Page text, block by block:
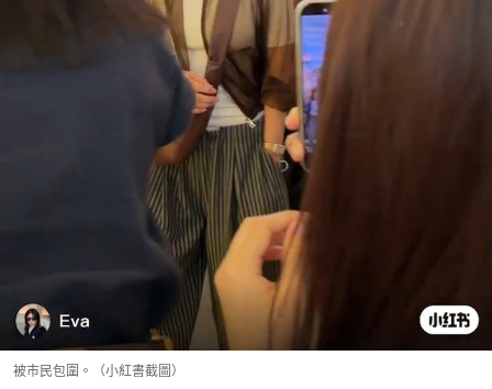
被市民包圍。（小紅書截圖）